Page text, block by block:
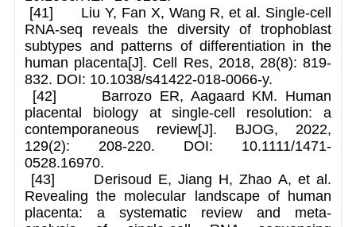
[41] Liu Y, Fan X, Wang R, et al. Single-cell
RNA-seq reveals the diversity of trophoblast
subtypes and patterns of differentiation in the
human placenta[J]. Cell Res, 2018, 28(8): 819-
832. DOI: 10.1038/s41422-018-0066-y.
[42] Barrozo ER, Aagaard KM. Human
placental biology at single-cell resolution: a
contemporaneous review[J]. BJOG, 2022,
129(2): 208-220. DOI: 10.1111/1471-
0528.16970.
[43] Derisoud E, Jiang H, Zhao A, et al.
Revealing the molecular landscape of human
placenta: a systematic review and meta-